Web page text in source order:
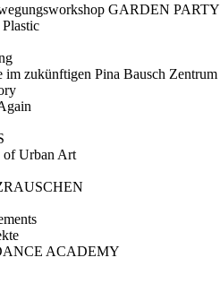
GARDEN PARTY
zukünftigen Pina Bausch Zentrum
of Urban Art
ACADEMY